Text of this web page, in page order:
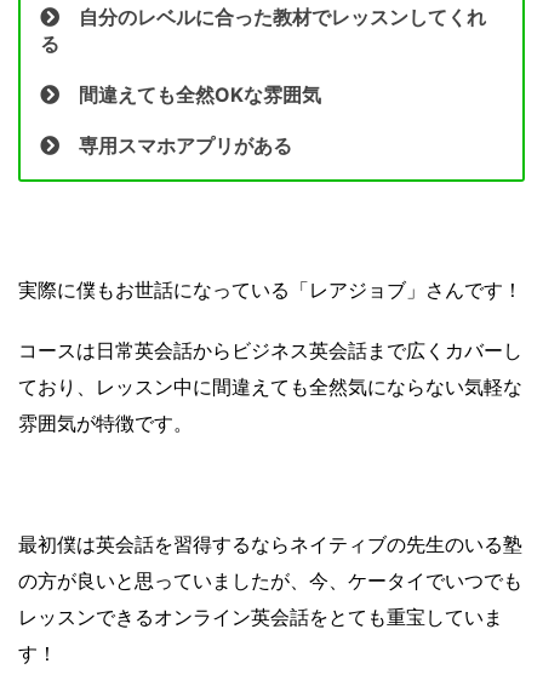
自分のレベルに合った教材でレッスンしてくれ
る
間違えても全然OKな雰囲気
専用スマホアプリがある
実際に僕もお世話になっている「レアジョブ」さんです！
コースは日常英会話からビジネス英会話まで広くカバーし
ており、レッスン中に間違えても全然気にならない気軽な
雰囲気が特徴です。
最初僕は英会話を習得するならネイティブの先生のいる塾
の方が良いと思っていましたが、今、ケータイでいつでも
レッスンできるオンライン英会話をとても重宝していま
す！